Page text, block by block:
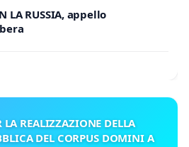
LA RUSSIA, appello
LA REALIZZAZIONE DELLA
DEL CORPUS DOMINI A